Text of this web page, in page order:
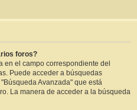
foros?
en el campo correspondiente del
Puede acceder a búsquedas
Avanzada" que está
La manera de acceder a la búsqueda